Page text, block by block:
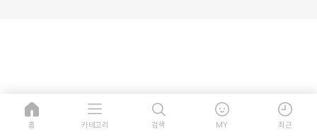
홈 카테고리 검색 MY 최근